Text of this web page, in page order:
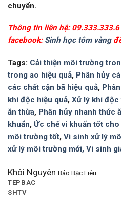
chuyển.
Thông tin liên hệ:
facebook:Sinh học tôm vàng
Tags: Cải thiện môi trường
trong ao hiệu quả, Phân hủy
các chất cận bã hiệu quả,
khí độc hiệu quả, Xử lý khí độc
ăn thừa, Phân hủy nhanh thức
khuẩn, Ức chế vi khuẩn tốt
môi trường tốt, Vi sinh xử lý
xử lý môi trường mới, Vi sinh
Khôi Nguyên Báo Bạc Liêu
TEPBAC
SHTV